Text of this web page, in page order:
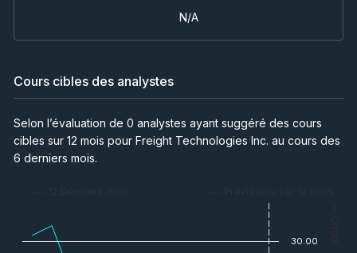
N/A
Cours cibles des analystes
Selon l’évaluation de 0 analystes ayant suggéré des cours
cibles sur 12 mois pour Freight Technologies Inc. au cours des
6 derniers mois.
— 12 Derniers mois — Prévisions sur 12 mois
— Cours
30.00